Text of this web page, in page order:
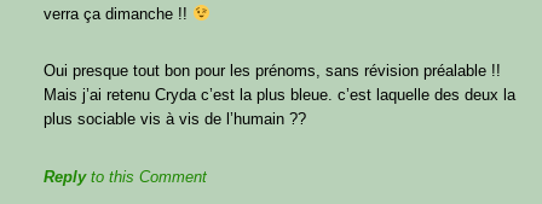
verra ça dimanche !!
Oui presque tout bon pour les prénoms, sans révision préalable !!
Mais j’ai retenu Cryda c’est la plus bleue. c’est laquelle des deux la
plus sociable vis à vis de l’humain ??
Replyto this Comment